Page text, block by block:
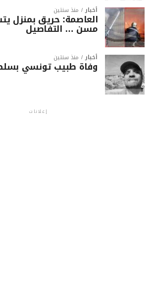
أخبار منذ سنتين
العاصمة: حريق بمنزل
مسن … التفاصيل
أخبار منذ سنتين
وفاة طبيب تونسي
إعلانات